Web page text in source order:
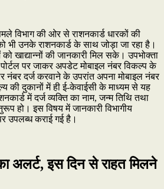
विभाग की ओर से राशनकार्ड धारकों की
भी उनके राशनकार्ड के साथ जोड़ा जा रहा है।
खाद्यान्नों की जानकारी मिल सके। उपभोक्ता
पोर्टल पर जाकर अपडेट मोबाइल नंबर विकल्प के
दर्ज करवाने के उपरांत अपना मोबाइल नंबर
दुकानों में ही ई-केवाईसी के माध्यम से यह
में दर्ज व्यक्ति का नाम, जन्म तिथि तथा
हो। इस विषय में जानकारी विभागीय
उपलब्ध कराई गई है।
का अलर्ट, इस दिन से राहत मिलने